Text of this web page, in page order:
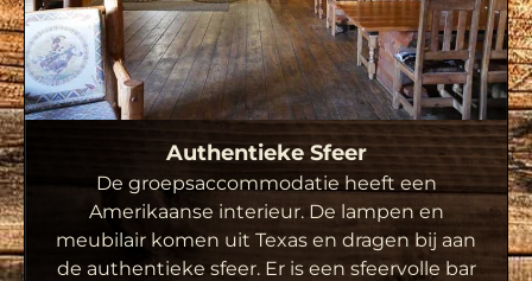
Authentieke Sfeer
De groepsaccommodatie heeft een
Amerikaanse interieur. De lampen en
meubilair komen uit Texas en dragen bij aan
de authentieke sfeer. Er is een sfeervolle bar